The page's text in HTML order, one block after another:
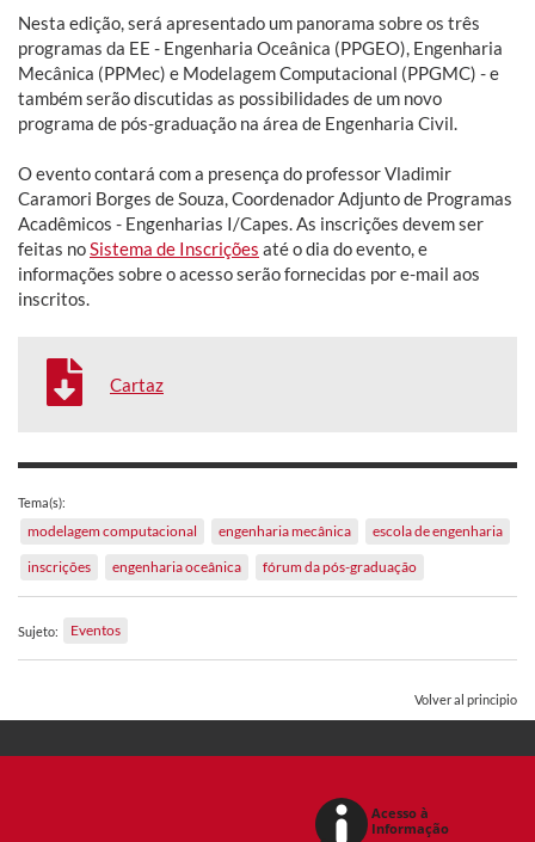
Nesta edição, será apresentado um panorama sobre os três
programas da EE - Engenharia Oceânica (PPGEO), Engenharia
Mecânica (PPMec) e Modelagem Computacional (PPGMC) - e
também serão discutidas as possibilidades de um novo
programa de pós-graduação na área de Engenharia Civil.
O evento contará com a presença do professor Vladimir
Caramori Borges de Souza, Coordenador Adjunto de Programas
Acadêmicos - Engenharias I/Capes. As inscrições devem ser
feitas noSistema de Inscrições até o dia do evento, e
informações sobre o acesso serão fornecidas por e-mail aos
inscritos.
Cartaz
Tema(s):
modelagem computacional engenharia mecânica
escola de engenharia
inscrições
engenharia oceânica fórum da pós-graduação
Sujeto: Eventos
Volver al principio